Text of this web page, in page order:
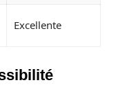
Excellente